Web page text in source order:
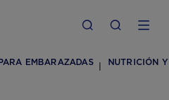
EMBARAZADAS NUTRICIÓN